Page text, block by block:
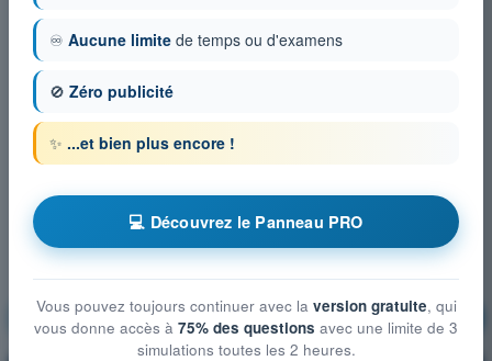
Connaissances générales de l’UAS S'entraîner !
♾️ Aucune limite de temps ou d'examens
🚫 Zéro publicité
✨ ...et bien plus encore !
💻 Découvrez le Panneau PRO
Vous pouvez toujours continuer avec la version gratuite, qui
vous donne accès à 75% des questions avec une limite de 3
simulations toutes les 2 heures.